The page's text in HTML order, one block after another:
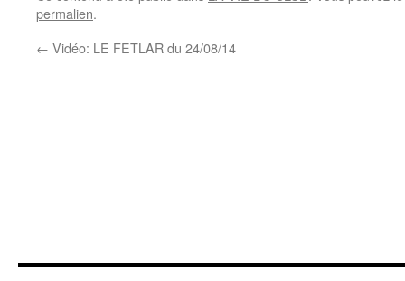
permalien.
← Vidéo: LE FETLAR du 24/08/14